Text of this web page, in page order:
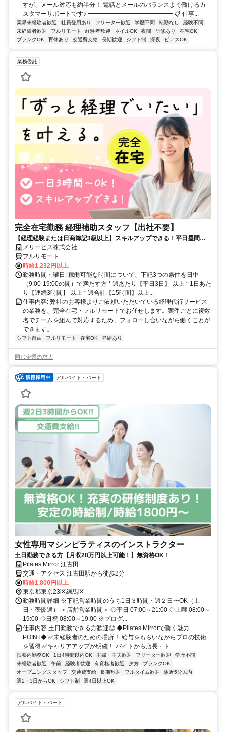
すが、メール対応も約半分！ 電話とメールのバランスよく働けるカ
スタマーサポートです♪ ━━━━━━━━━━━━━━ 📋 仕事...
業界未経験者歓迎 社員登用あり フリーター歓迎 学歴不問 転勤なし
経験不問
未経験者歓迎
フルリモート 経験者歓迎 ネイルOK 夜間 研修あり
在宅OK
ブランクOK
育休あり 交通費支給 長期歓迎 シフト制 深夜 ピアスOK
業務委託
完全在宅勤務 経理補助スタッフ【出社不要】
【経理経験または日商簿記3級以上】スキルアップできる！平日昼間３h
～。完全在宅で育児・介護中の方も大歓迎♪
メリービズ株式会社
フルリモート
時給1,232円以上
勤務時間・曜日: 稼働可能な時間について、下記3つの条件を日中
（9:00-19:00の間）で満たす方 * 週あたり【平日3日】 以上 * 1日あた
り【連続3時間】 以上 * 週合計【15時間】以上...
仕事内容: 弊社のお客様よりご依頼いただいている経理代行サービス
の業務を、完全在宅・フルリモートでお任せします。案件ごとに複数
名でチームを組んで対応するため、フォローし合いながら働くことが
できます。...
シフト自由 フルリモート 在宅OK 昇給あり
同じ企業の求人
アルバイト・パート
女性専用マシンピラティスのインストラクター
土日勤務できる方【月収28万円以上可能！】無資格OK！
Pilates Mirror 江古田
交通・アクセス 江古田駅から徒歩2分
時給1,800円以上
東京都東京23区練馬区
勤務時間詳細 ※下記営業時間のうち1日３時間・週２日〜OK（土
日・夜優遇） ＜店舗営業時間＞ ◇平日 07:00～21:00 ◇土曜 08:00～
19:00 ◇日祝 08:00～19:00 ※プログ...
仕事内容 土日勤務できる方歓迎◎ ◆Pilates Mirrorで働く魅力
POINT◆ ✅未経験者のための場所！ 給与をもらいながらプロの技術
を習得 ✅キャリアアップが明確！ バイトから店長・ト...
扶養内勤務OK 1日4時間以内OK 主婦・主夫歓迎 フリーター歓迎
学歴不問
未経験者歓迎
午前 経験者歓迎 有資格者歓迎 夕方
ブランクOK
オープニングスタッフ
交通費支給 長期歓迎 フルタイム歓迎
駅近5分以内
週2・3日からOK
シフト制 週4日以上OK
アルバイト・パート